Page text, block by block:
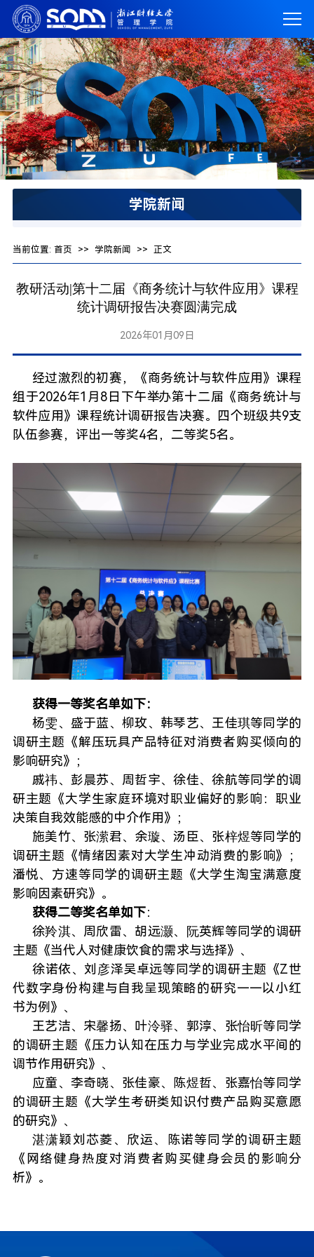
学院新闻
当前位置: 首页 >> 学院新闻 >> 正文
教研活动|第十二届《商务统计与软件应用》课程
统计调研报告决赛圆满完成
2026年01月09日
经过激烈的初赛，《商务统计与软件应用》课程
组于2026年1月8日下午举办第十二届《商务统计与
软件应用》课程统计调研报告决赛。四个班级共9支
队伍参赛，评出一等奖4名，二等奖5名。
获得一等奖名单如下：
杨雯、盛于蓝、柳玫、韩琴艺、王佳琪等同学的
调研主题《解压玩具产品特征对消费者购买倾向的
影响研究》；
戚祎、彭晨苏、周哲宇、徐佳、徐航等同学的调
研主题《大学生家庭环境对职业偏好的影响：职业
决策自我效能感的中介作用》；
施美竹、张潆君、余璇、汤臣、张梓煜等同学的
调研主题《情绪因素对大学生冲动消费的影响》；
潘悦、方速等同学的调研主题《大学生淘宝满意度
影响因素研究》。
获得二等奖名单如下：
徐羚淇、周欣雷、胡远灏、阮英辉等同学的调研
主题《当代人对健康饮食的需求与选择》、
徐诺依、刘彦泽吴卓远等同学的调研主题《Z世
代数字身份构建与自我呈现策略的研究——以小红
书为例》、
王艺洁、宋馨扬、叶泠驿、郭淳、张怡昕等同学
的调研主题《压力认知在压力与学业完成水平间的
调节作用研究》、
应童、李奇晓、张佳豪、陈煜哲、张嘉怡等同学
的调研主题《大学生考研类知识付费产品购买意愿
的研究》、
湛潇颖刘芯菱、欣运、陈诺等同学的调研主题
《网络健身热度对消费者购买健身会员的影响分
析》。